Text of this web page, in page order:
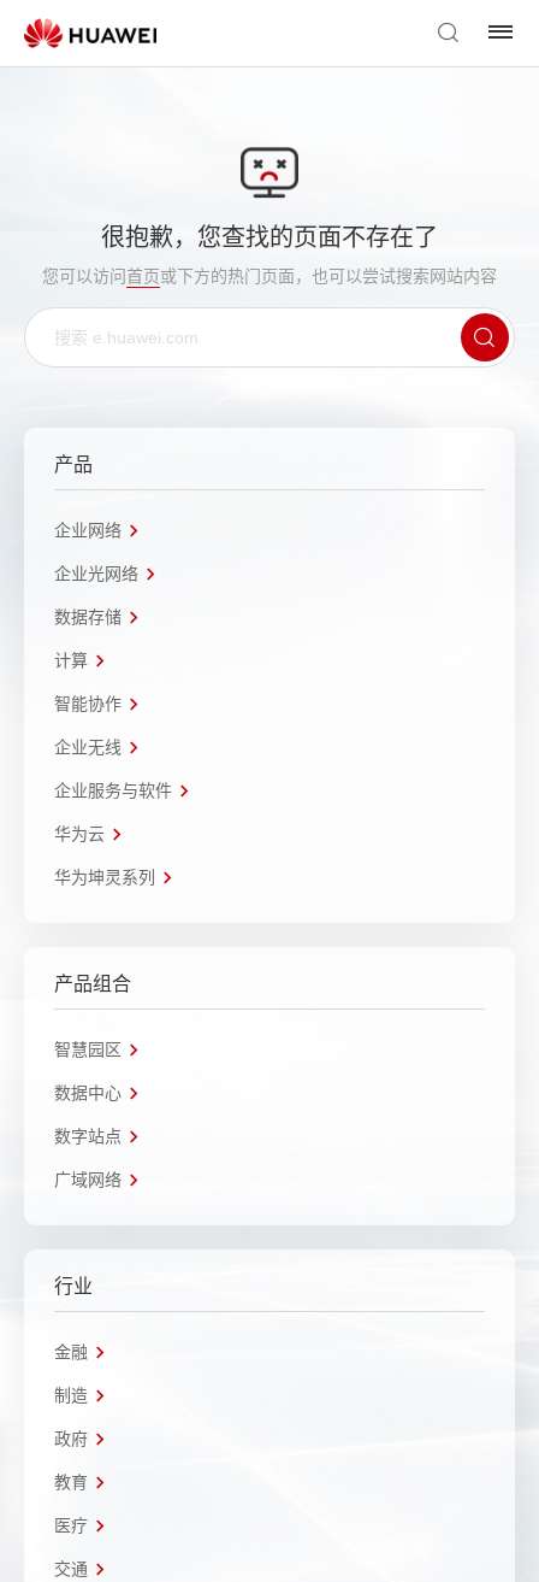
很抱歉，您查找的页面不存在了
您可以访问首页或下方的热门页面，也可以尝试搜索网站内容
产品
企业网络
企业光网络
数据存储
计算
智能协作
企业无线
企业服务与软件
华为云
华为坤灵系列
产品组合
智慧园区
数据中心
数字站点
广域网络
行业
金融
制造
政府
教育
医疗
交通